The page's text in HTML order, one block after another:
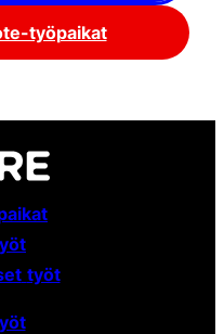
työpaikat
työt